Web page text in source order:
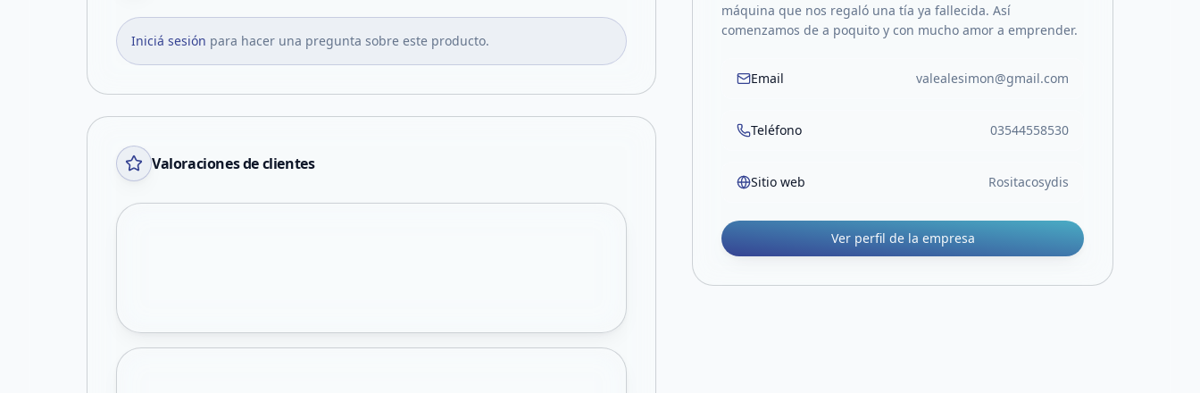
Iniciá sesión para hacer una pregunta sobre este producto.
Valoraciones de clientes
máquina que nos regaló una tía ya fallecida. Así
comenzamos de a poquito y con mucho amor a emprender.
Email valealesimon@gmail.com
Teléfono 03544558530
Sitio web Rositacosydis
Ver perfil de la empresa